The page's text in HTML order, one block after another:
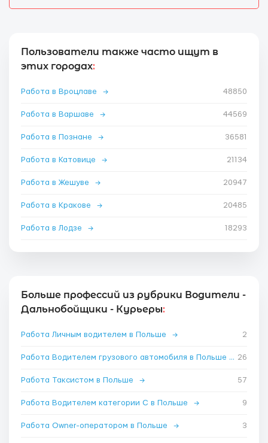
Пользователи также часто ищут в
этих городах:
Работа в Вроцлаве → 48850
Работа в Варшаве → 44569
Работа в Познане → 36581
Работа в Катовице → 21134
Работа в Жешуве → 20947
Работа в Кракове → 20485
Работа в Лодзе → 18293
Больше профессий из рубрики Водители -
Дальнобойщики - Курьеры:
Работа Личным водителем в Польше → 2
Работа Водителем грузового автомобиля в Польше→ 26
Работа Таксистом в Польше → 57
Работа Водителем категории C в Польше → 9
Работа Owner-оператором в Польше → 3